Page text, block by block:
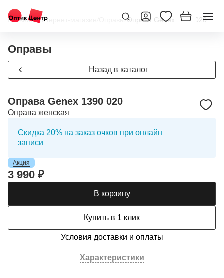
Главная/Интернет-магазин Оправы/Оправа Genex 1390 020
Оправы
Назад в каталог
Оправа Genex 1390 020
Оправа женская
Скидка 20% на заказ очков при онлайн
записи
Акция
3 990 ₽
В корзину
Купить в 1 клик
Условия доставки и оплаты
Характеристики